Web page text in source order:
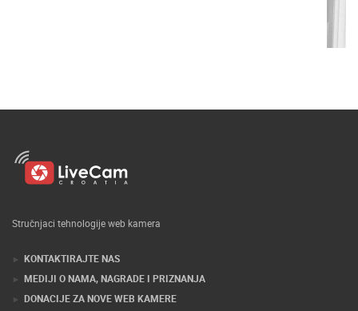
Stručnjaci tehnologije web kamera
KONTAKTIRAJTE NAS
MEDIJI O NAMA, NAGRADE I PRIZNANJA
DONACIJE ZA NOVE WEB KAMERE